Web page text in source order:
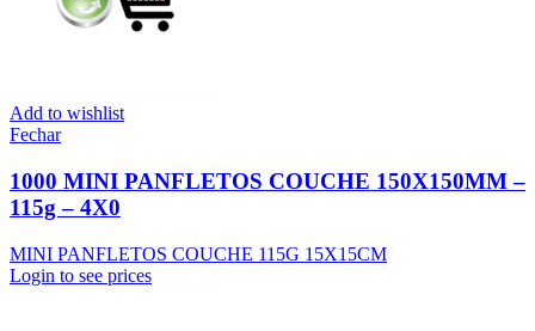
Add to wishlist
Fechar
1000 MINI PANFLETOS COUCHE 150X150MM –
115g – 4X0
MINI PANFLETOS COUCHE 115G 15X15CM
Login to see prices